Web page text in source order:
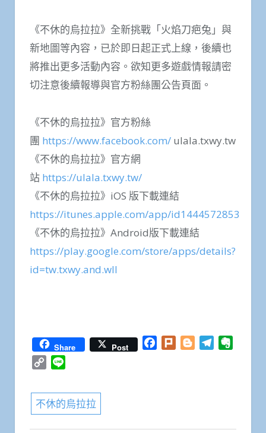
《不休的烏拉拉》全新挑戰「火焰刀疤兔」與
新地圖等內容，已於即日起正式上線，後續也
將推出更多活動內容。欲知更多遊戲情報請密
切注意後續報導與官方粉絲團公告頁面。
《不休的烏拉拉》官方粉絲
團 https://www.facebook.com/ ulala.txwy.tw
《不休的烏拉拉》官方網
站 https://ulala.txwy.tw/
《不休的烏拉拉》iOS 版下載連結
https://itunes.apple.com/app/id1444572853
《不休的烏拉拉》Android版下載連結
https://play.google.com/store/apps/details?
id=tw.txwy.and.wll
Share Post Facebook
Plurk BloggerTelegram
Copy
不休的烏拉拉